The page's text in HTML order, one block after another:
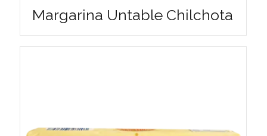
Margarina Untable Chilchota